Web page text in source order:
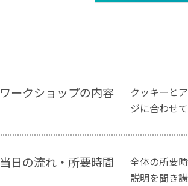
ワークショップの内容
クッキーと
ジに合わせ
当日の流れ・所要時間
全体の所要
説明を聞き